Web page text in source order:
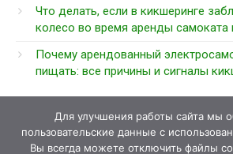
Что делать, если в кикшеринге
колесо во время аренды самоката
Почему арендованный
пищать: все причины и сигналы
Для улучшения работы сайта мы
пользовательские данные с
Вы всегда можете отключить файлы